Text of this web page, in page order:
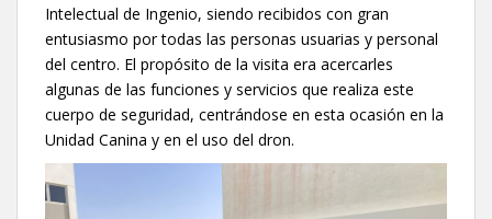
Intelectual de Ingenio, siendo recibidos con gran
entusiasmo por todas las personas usuarias y personal
del centro. El propósito de la visita era acercarles
algunas de las funciones y servicios que realiza este
cuerpo de seguridad, centrándose en esta ocasión en la
Unidad Canina y en el uso del dron.